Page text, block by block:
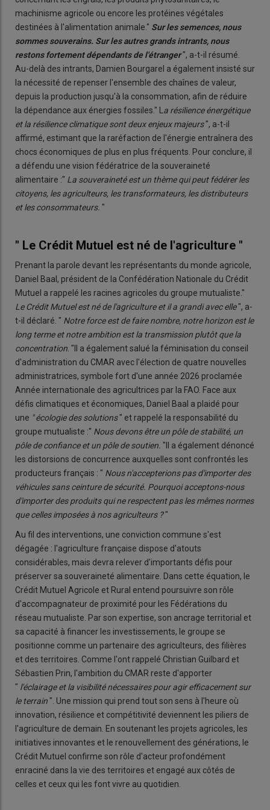
machinisme agricole ou encore les protéines végétales
destinées à l'alimentation animale." Sur les semences, nous
sommes souverains. Sur les autres grands intrants, nous
restons fortement dépendants de l'étranger", a-t-il résumé.
Au-delà des intrants, Damien Bourgarel a également insisté sur
la nécessité de repenser l'ensemble des chaînes de valeur,
depuis la production jusqu'à la consommation, afin de réduire
la dépendance aux énergies fossiles." L a résilience énergétique
et la résilience climatique sont deux enjeux majeurs", a-t-il
affirmé, estimant que la raréfaction de l'énergie entraînera des
chocs économiques de plus en plus fréquents. Pour conclure, il
a défendu une vision fédératrice de la souveraineté
alimentaire :" La souveraineté est un thème qui peut fédérer les
citoyens, les agriculteurs, les transformateurs, les distributeurs
et les consommateurs. "
" Le Crédit Mutuel est né de l'agriculture "
Prenant la parole devant les représentants du monde agricole,
Daniel Baal, président de la Confédération Nationale du Crédit
Mutuel a rappelé les racines agricoles du groupe mutualiste."
Le Crédit Mutuel est né de l'agriculture et il a grandi avec elle", a-
t-il déclaré. " Notre force est de faire nombre, notre horizon est le
long terme et notre ambition est la transmission plutôt que la
concentration. "Il a également salué la féminisation du conseil
d'administration du CMAR avec l'élection de quatre nouvelles
administratrices, symbole fort d'une année 2026 proclamée
Année internationale des agricultrices par la FAO. Face aux
défis climatiques et économiques, Daniel Baal a plaidé pour
une " écologie des solutions" et rappelé la responsabilité du
groupe mutualiste :" Nous devons être un pôle de stabilité, un
pôle de confiance et un pôle de soutien. "Il a également dénoncé
les distorsions de concurrence auxquelles sont confrontés les
producteurs français : " Nous n'accepterions pas d'importer des
véhicules sans ceinture de sécurité. Pourquoi acceptons-nous
d'importer des produits qui ne respectent pas les mêmes normes
que celles imposées à nos agriculteurs ?"
Au fil des interventions, une conviction commune s'est
dégagée : l'agriculture française dispose d'atouts
considérables, mais devra relever d'importants défis pour
préserver sa souveraineté alimentaire. Dans cette équation, le
Crédit Mutuel Agricole et Rural entend poursuivre son rôle
d'accompagnateur de proximité pour les Fédérations du
réseau mutualiste. Par son expertise, son ancrage territorial et
sa capacité à financer les investissements, le groupe se
positionne comme un partenaire des agriculteurs, des filières
et des territoires. Comme l'ont rappelé Christian Guilbard et
Sébastien Prin, l'ambition du CMAR reste d'apporter
" l'éclairage et la visibilité nécessaires pour agir efficacement sur
le terrain ". Une mission qui prend tout son sens à l'heure où
innovation, résilience et compétitivité deviennent les piliers de
l'agriculture de demain. En soutenant les projets agricoles, les
initiatives innovantes et le renouvellement des générations, le
Crédit Mutuel confirme son rôle d'acteur profondément
enraciné dans la vie des territoires et engagé aux côtés de
celles et ceux qui les font vivre au quotidien.